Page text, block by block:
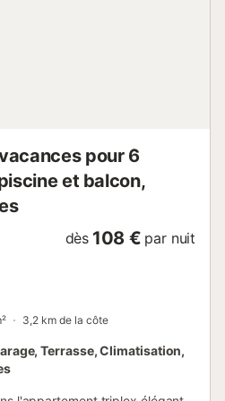
pour 6
et balcon,
dès 108 € par nuit
3,2 km de la côte
Terrasse, Climatisation,